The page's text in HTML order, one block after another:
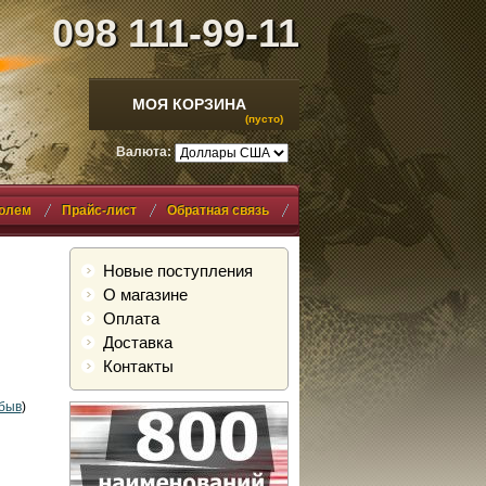
098 111-99-11
МОЯ КОРЗИНА
(пусто)
Валюта:
Прайс-лист Обратная связь
)
Новые поступления
О магазине
Оплата
Доставка
Контакты